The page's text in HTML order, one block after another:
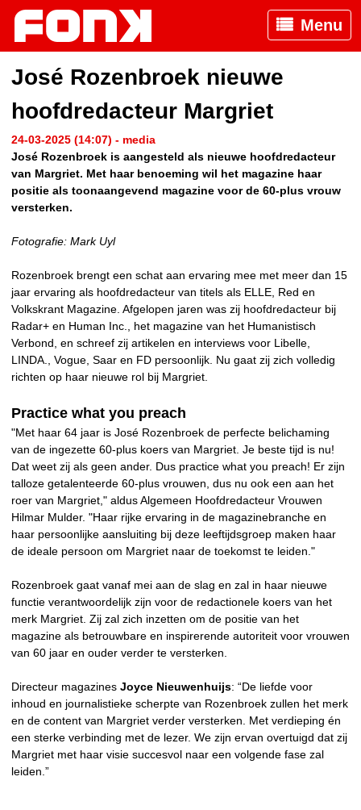
Menu
José Rozenbroek nieuwe
hoofdredacteur Margriet
24-03-2025 (14:07) - media
José Rozenbroek is aangesteld als nieuwe hoofdredacteur
van Margriet. Met haar benoeming wil het magazine haar
positie als toonaangevend magazine voor de 60-plus vrouw
versterken.
Fotografie: Mark Uyl
Rozenbroek brengt een schat aan ervaring mee met meer dan 15
jaar ervaring als hoofdredacteur van titels als ELLE, Red en
Volkskrant Magazine. Afgelopen jaren was zij hoofdredacteur bij
Radar+ en Human Inc., het magazine van het Humanistisch
Verbond, en schreef zij artikelen en interviews voor Libelle,
LINDA., Vogue, Saar en FD persoonlijk. Nu gaat zij zich volledig
richten op haar nieuwe rol bij Margriet.
Practice what you preach
"Met haar 64 jaar is José Rozenbroek de perfecte belichaming
van de ingezette 60-plus koers van Margriet. Je beste tijd is nu!
Dat weet zij als geen ander. Dus practice what you preach! Er zijn
talloze getalenteerde 60-plus vrouwen, dus nu ook een aan het
roer van Margriet," aldus Algemeen Hoofdredacteur Vrouwen
Hilmar Mulder. "Haar rijke ervaring in de magazinebranche en
haar persoonlijke aansluiting bij deze leeftijdsgroep maken haar
de ideale persoon om Margriet naar de toekomst te leiden."
Rozenbroek gaat vanaf mei aan de slag en zal in haar nieuwe
functie verantwoordelijk zijn voor de redactionele koers van het
merk Margriet. Zij zal zich inzetten om de positie van het
magazine als betrouwbare en inspirerende autoriteit voor vrouwen
van 60 jaar en ouder verder te versterken.
Directeur magazines Joyce Nieuwenhuijs: “De liefde voor
inhoud en journalistieke scherpte van Rozenbroek zullen het merk
en de content van Margriet verder versterken. Met verdieping én
een sterke verbinding met de lezer. We zijn ervan overtuigd dat zij
Margriet met haar visie succesvol naar een volgende fase zal
leiden.”